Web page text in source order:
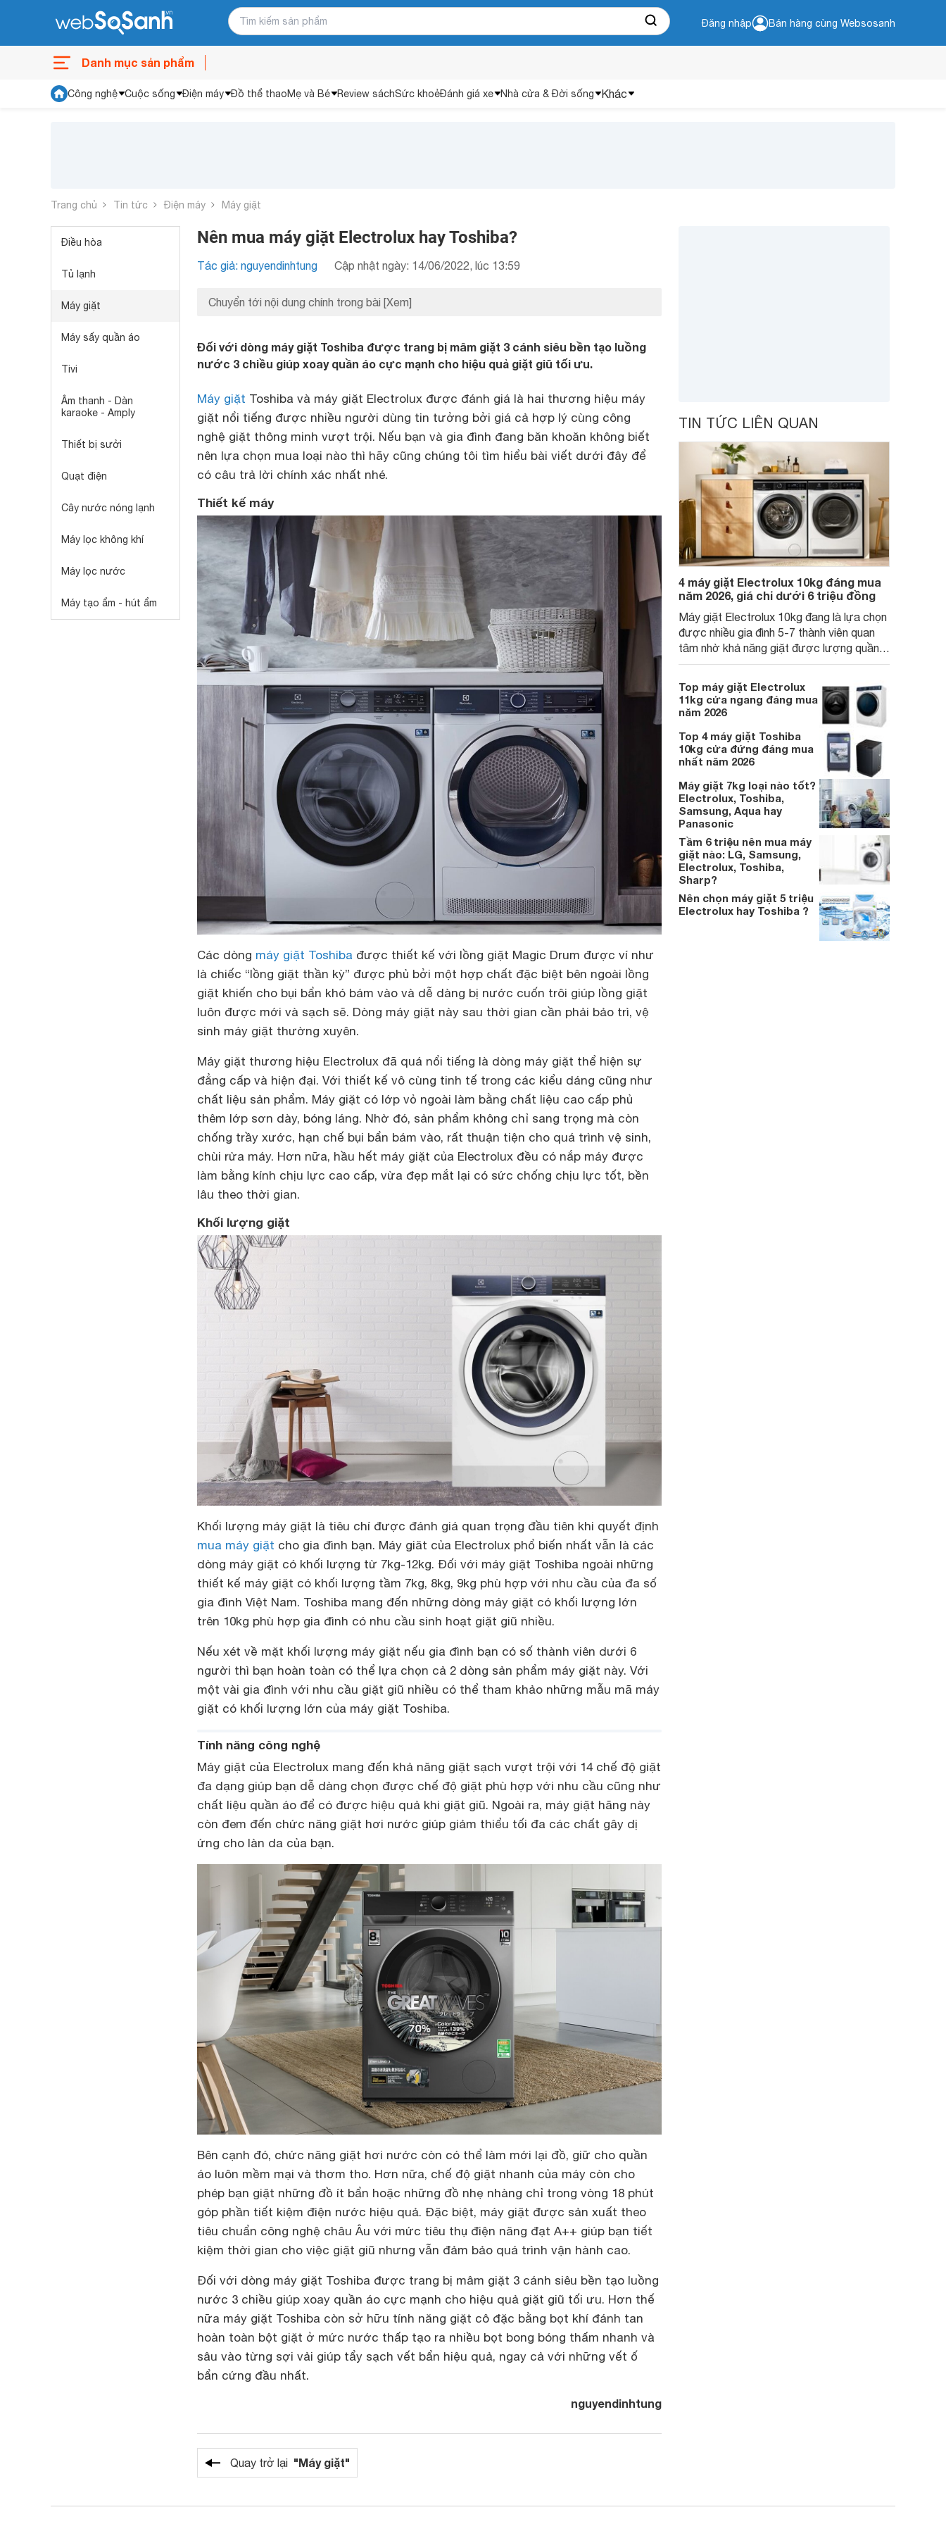
Đăng nhập Bán hàng cùng Websosanh
Danh mục sản phẩm
Công nghệ Cuộc sống Điện máy Đồ thể thaoMẹ và Bé Review sáchSức khoẻĐánh giá xe Nhà cửa & Đời sống Khác
Trang chủ Tin tức Điện máy Máy giặt
Điều hòa
Tủ lạnh
Máy giặt
Máy sấy quần áo
Tivi
Âm thanh - Dàn
karaoke - Amply
Thiết bị sưởi
Quạt điện
Cây nước nóng lạnh
Máy lọc không khí
Máy lọc nước
Máy tạo ẩm - hút ẩm
Nên mua máy giặt Electrolux hay Toshiba?
Tác giả: nguyendinhtung Cập nhật ngày: 14/06/2022, lúc 13:59
Chuyển tới nội dung chính trong bài [Xem]
Đối với dòng máy giặt Toshiba được trang bị mâm giặt 3 cánh siêu bền tạo luồng
nước 3 chiều giúp xoay quần áo cực mạnh cho hiệu quả giặt giũ tối ưu.
Máy giặt Toshiba và máy giặt Electrolux được đánh giá là hai thương hiệu máy
giặt nổi tiếng được nhiều người dùng tin tưởng bởi giá cả hợp lý cùng công
nghệ giặt thông minh vượt trội. Nếu bạn và gia đình đang băn khoăn không biết
nên lựa chọn mua loại nào thì hãy cũng chúng tôi tìm hiểu bài viết dưới đây để
có câu trả lời chính xác nhất nhé.
Thiết kế máy
Các dòng máy giặt Toshiba được thiết kế với lồng giặt Magic Drum được ví như
là chiếc “lồng giặt thần kỳ” được phủ bởi một hợp chất đặc biệt bên ngoài lồng
giặt khiến cho bụi bẩn khó bám vào và dễ dàng bị nước cuốn trôi giúp lồng giặt
luôn được mới và sạch sẽ. Dòng máy giặt này sau thời gian cần phải bảo trì, vệ
sinh máy giặt thường xuyên.
Máy giặt thương hiệu Electrolux đã quá nổi tiếng là dòng máy giặt thể hiện sự
đẳng cấp và hiện đại. Với thiết kế vô cùng tinh tế trong các kiểu dáng cũng như
chất liệu sản phẩm. Máy giặt có lớp vỏ ngoài làm bằng chất liệu cao cấp phủ
thêm lớp sơn dày, bóng láng. Nhờ đó, sản phẩm không chỉ sang trọng mà còn
chống trầy xước, hạn chế bụi bẩn bám vào, rất thuận tiện cho quá trình vệ sinh,
chùi rửa máy. Hơn nữa, hầu hết máy giặt của Electrolux đều có nắp máy được
làm bằng kính chịu lực cao cấp, vừa đẹp mắt lại có sức chống chịu lực tốt, bền
lâu theo thời gian.
Khối lượng giặt
Khối lượng máy giặt là tiêu chí được đánh giá quan trọng đầu tiên khi quyết định
mua máy giặt cho gia đình bạn. Máy giăt của Electrolux phổ biến nhất vẫn là các
dòng máy giặt có khối lượng từ 7kg-12kg. Đối với máy giặt Toshiba ngoài những
thiết kế máy giặt có khối lượng tầm 7kg, 8kg, 9kg phù hợp với nhu cầu của đa số
gia đình Việt Nam. Toshiba mang đến những dòng máy giặt có khối lượng lớn
trên 10kg phù hợp gia đình có nhu cầu sinh hoạt giặt giũ nhiều.
Nếu xét về mặt khối lượng máy giặt nếu gia đình bạn có số thành viên dưới 6
người thì bạn hoàn toàn có thể lựa chọn cả 2 dòng sản phẩm máy giặt này. Với
một vài gia đình với nhu cầu giặt giũ nhiều có thể tham khảo những mẫu mã máy
giặt có khối lượng lớn của máy giặt Toshiba.
Tính năng công nghệ
Máy giặt của Electrolux mang đến khả năng giặt sạch vượt trội với 14 chế độ giặt
đa dạng giúp bạn dễ dàng chọn được chế độ giặt phù hợp với nhu cầu cũng như
chất liệu quần áo để có được hiệu quả khi giặt giũ. Ngoài ra, máy giặt hãng này
còn đem đến chức năng giặt hơi nước giúp giảm thiểu tối đa các chất gây dị
ứng cho làn da của bạn.
Bên cạnh đó, chức năng giặt hơi nước còn có thể làm mới lại đồ, giữ cho quần
áo luôn mềm mại và thơm tho. Hơn nữa, chế độ giặt nhanh của máy còn cho
phép bạn giặt những đồ ít bẩn hoặc những đồ nhẹ nhàng chỉ trong vòng 18 phút
góp phần tiết kiệm điện nước hiệu quả. Đặc biệt, máy giặt được sản xuất theo
tiêu chuẩn công nghệ châu Âu với mức tiêu thụ điện năng đạt A++ giúp bạn tiết
kiệm thời gian cho việc giặt giũ nhưng vẫn đảm bảo quá trình vận hành cao.
Đối với dòng máy giặt Toshiba được trang bị mâm giặt 3 cánh siêu bền tạo luồng
nước 3 chiều giúp xoay quần áo cực mạnh cho hiệu quả giặt giũ tối ưu. Hơn thế
nữa máy giặt Toshiba còn sở hữu tính năng giặt cô đặc bằng bọt khí đánh tan
hoàn toàn bột giặt ở mức nước thấp tạo ra nhiều bọt bong bóng thấm nhanh và
sâu vào từng sợi vải giúp tẩy sạch vết bẩn hiệu quả, ngay cả với những vết ố
bẩn cứng đầu nhất.
nguyendinhtung
Quay trở lại "Máy giặt"
TIN TỨC LIÊN QUAN
4 máy giặt Electrolux 10kg đáng mua
năm 2026, giá chỉ dưới 6 triệu đồng
Máy giặt Electrolux 10kg đang là lựa chọn
được nhiều gia đình 5-7 thành viên quan
tâm nhờ khả năng giặt được lượng quần
áo lớn, tích hợp nhiều công nghệ chăm
Dưới đây là 4 mẫu máy giặt Electrolux
10kg nổi bật trong tầm giá 5–6 triệu đồng.
Top máy giặt Electrolux
11kg cửa ngang đáng mua
năm 2026
Top 4 máy giặt Toshiba
10kg cửa đứng đáng mua
nhất năm 2026
Máy giặt 7kg loại nào tốt?
Electrolux, Toshiba,
Samsung, Aqua hay
Panasonic
Tầm 6 triệu nên mua máy
giặt nào: LG, Samsung,
Electrolux, Toshiba,
Sharp?
Nên chọn máy giặt 5 triệu
Electrolux hay Toshiba ?